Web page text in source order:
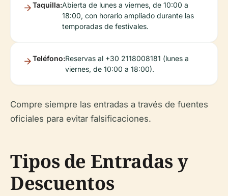
Taquilla:Abierta de lunes a viernes, de 10:00 a
18:00, con horario ampliado durante las
temporadas de festivales.
Teléfono:Reservas al +30 2118008181 (lunes a
viernes, de 10:00 a 18:00).
Compre siempre las entradas a través de fuentes
oficiales para evitar falsificaciones.
Tipos de Entradas y
Descuentos